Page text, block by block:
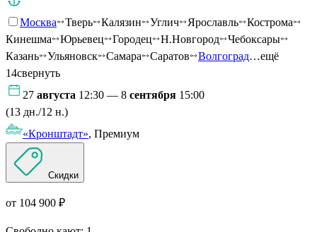
Москва Тверь Калязин Углич Ярославль
Кострома
Кинешма
Юрьевец Городец Н.Новгород
Чебоксары
Казань
Ульяновск Самара Саратов Волгоград…ещё
14свернуть
27 августа 12:30 — 8 сентября 15:00
(13 дн./12 н.)
«Кронштадт», Премиум
Скидки
от 104 900 ₽